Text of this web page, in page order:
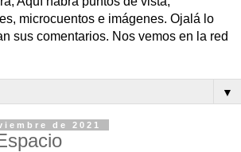
microcuentos e imágenes. Ojalá lo
sus comentarios. Nos vemos en la red
▼
de 2021